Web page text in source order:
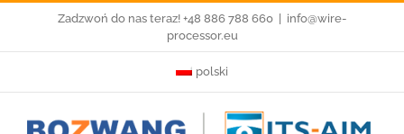
Zadzwoń do nas teraz! +48 886 788 660
info@wire-
processor.eu
polski